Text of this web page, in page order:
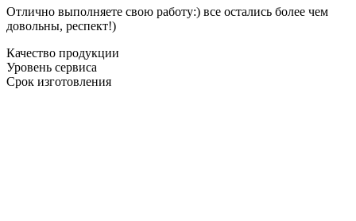
Отлично выполняете свою работу:) все остались более чем
довольны, респект!)
Качество продукции
Уровень сервиса
Срок изготовления